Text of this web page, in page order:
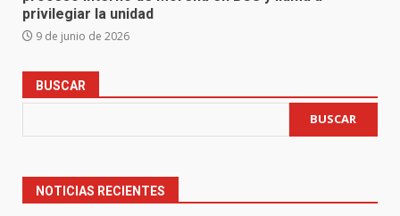
privilegiar la unidad
9 de junio de 2026
BUSCAR
BUSCAR
NOTICIAS RECIENTES